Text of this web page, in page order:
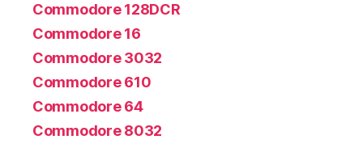
Commodore 128DCR
Commodore 16
Commodore 3032
Commodore 610
Commodore 64
Commodore 8032